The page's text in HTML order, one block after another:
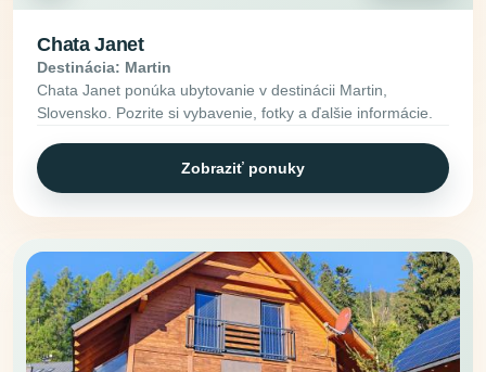
Chata Janet
Destinácia: Martin
Chata Janet ponúka ubytovanie v destinácii Martin,
Slovensko. Pozrite si vybavenie, fotky a ďalšie informácie.
Zobraziť ponuky